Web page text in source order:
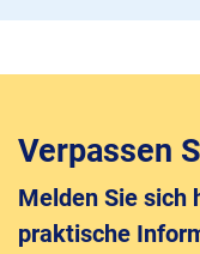
Verpassen
Melden Sie sich
praktische